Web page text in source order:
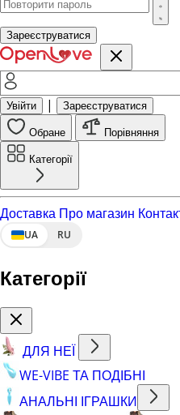
Зареєструватися
Увійти | Зареєструватися
Обране Порівняння
Категорії
Доставка Про магазин
UA RU
Категорії
ДЛЯ НЕЇ
WE-VIBE ТА ПОДІБНІ
АНАЛЬНІ ІГРАШКИ